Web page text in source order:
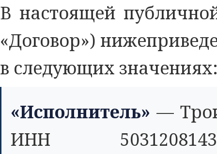
В настоящей
«Договор»)
в следующих
«Исполнитель» —
ИНН